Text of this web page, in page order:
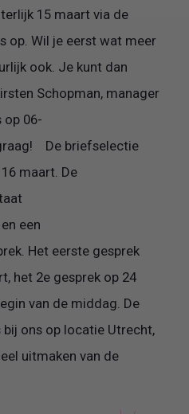
15 maart via de
op. Wil je eerst wat meer
ook. Je kunt dan
Schopman, manager
op 06-
De briefselectie
maart. De
een
Het eerste gesprek
het 2e gesprek op 24
van de middag. De
bij ons op locatie Utrecht,
uitmaken van de